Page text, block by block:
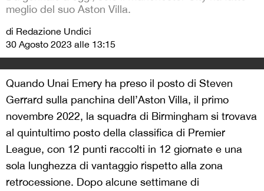
meglio del suo Aston Villa.
di Redazione Undici
30 Agosto 2023 alle 13:15
Quando Unai Emery ha preso il posto di Steven
Gerrard sulla panchina dell’Aston Villa, il primo
novembre 2022, la squadra di Birmingham si trovava
al quintultimo posto della classifica di Premier
League, con 12 punti raccolti in 12 giornate e una
sola lunghezza di vantaggio rispetto alla zona
retrocessione. Dopo alcune settimane di